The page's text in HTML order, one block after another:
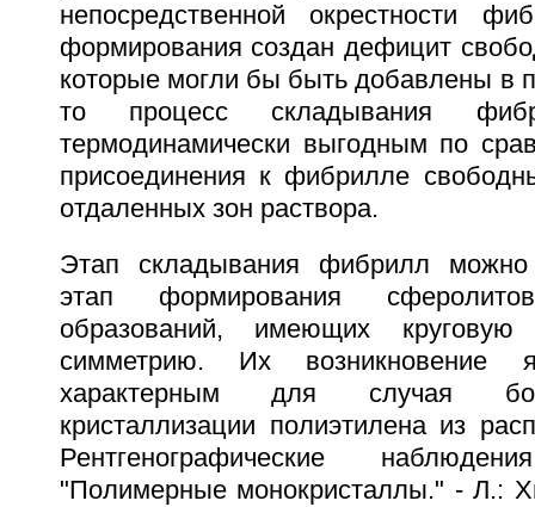
непосредственной окрестности
формирования создан дефицит
которые могли бы быть добавлены в
то процесс складывания
термодинамически выгодным по
присоединения к фибрилле
отдаленных зон раствора.
Этап складывания фибрилл можно
этап формирования
образований, имеющих
симметрию. Их возникновение
характерным для случая
кристаллизации полиэтилена из
Рентгенографические
"Полимерные монокристаллы." - Л.: